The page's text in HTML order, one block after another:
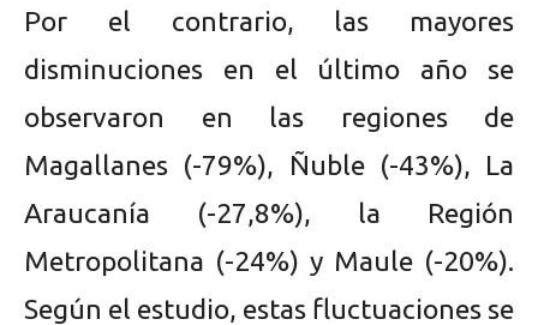
Por el contrario, las mayores
disminuciones en el último año se
observaron en las regiones de
Magallanes (-79%), Ñuble (-43%), La
Araucanía (-27,8%), la Región
Metropolitana (-24%) y Maule (-20%).
Según el estudio, estas fluctuaciones se